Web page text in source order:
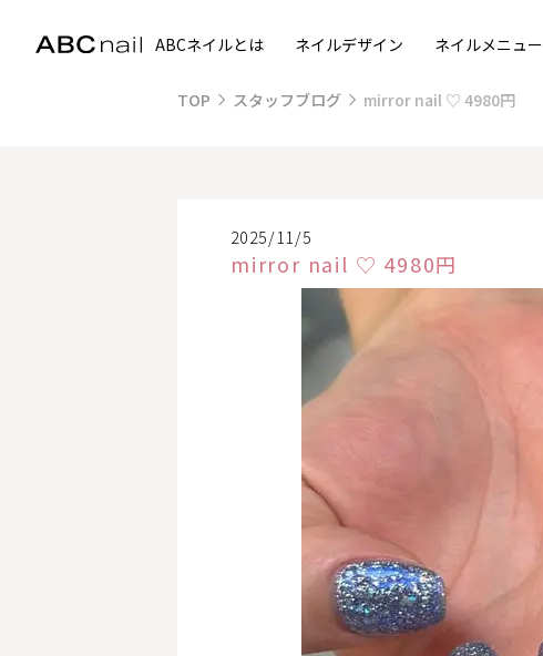
ABCネイルとは ネイルデザイン ネイルメニュー
TOP スタッフブログ mirror nail ♡ 4980円
2025/11/5
mirror nail ♡ 4980円